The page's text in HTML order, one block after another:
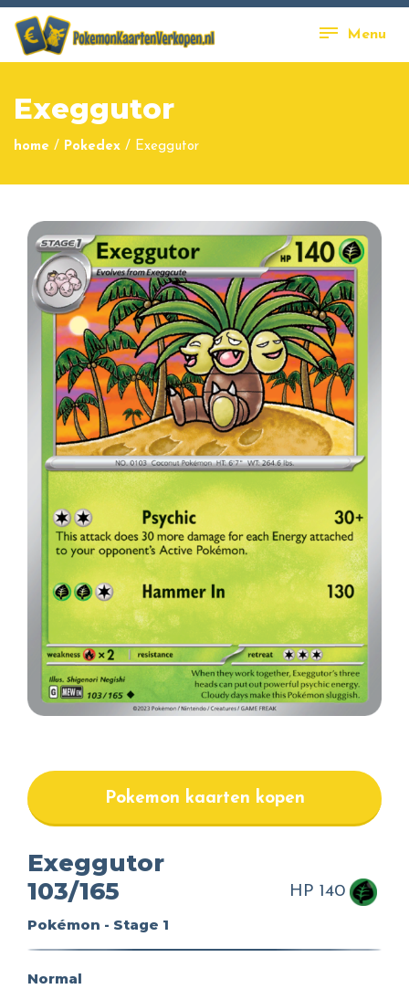
Menu
Exeggutor
home / Pokedex / Exeggutor
Pokemon kaarten kopen
Exeggutor
103/165
Pokémon - Stage 1
HP 140
Normal